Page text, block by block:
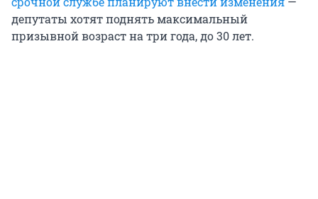
депутаты хотят поднять максимальный
призывной возраст на три года, до 30 лет.